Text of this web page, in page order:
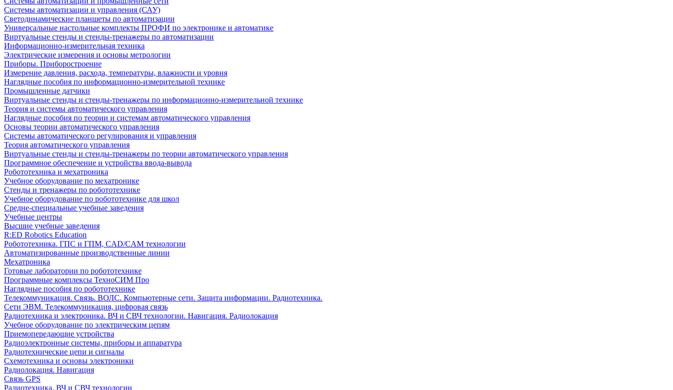
Системы автоматизации и управления (САУ)
Светодинамические планшеты по автоматизации
Универсальные настольные комплекты ПРОФИ по электронике и автоматике
Виртуальные стенды и стенды-тренажеры по автоматизации
Информационно-измерительная техника
Электрические измерения и основы метрологии
Приборы. Приборостроение
Измерение давления, расхода, температуры, влажности и уровня
Наглядные пособия по информационно-измерительной технике
Промышленные датчики
Виртуальные стенды и стенды-тренажеры по информационно-измерительной технике
Теория и системы автоматического управления
Наглядные пособия по теории и системам автоматического управления
Основы теории автоматического управления
Системы автоматического регулирования и управления
Теория автоматического управления
Виртуальные стенды и стенды-тренажеры по теории автоматического управления
Программное обеспечение и устройства ввода-вывода
Робототехника и мехатроника
Учебное оборудование по мехатронике
Стенды и тренажеры по робототехнике
Учебное оборудование по робототехнике для школ
Средне-специальные учебные заведения
Учебные центры
Высшие учебные заведения
R:ED Robotics Education
Робототехника. ГПС и ГПМ, CAD/CAM технологии
Автоматизированные производственные линии
Мехатроника
Готовые лаборатории по робототехнике
Программные комплексы ТехноСИМ Про
Наглядные пособия по робототехнике
Телекоммуникация. Связь. ВОЛС. Компьютерные сети. Защита информации. Радиотехника.
Сети ЭВМ. Телекоммуникация, цифровая связь
Радиотехника и электроника. ВЧ и СВЧ технологии. Навигация. Радиолокация
Учебное оборудование по электрическим цепям
Приемопередающие устройства
Радиоэлектронные системы, приборы и аппаратура
Радиотехнические цепи и сигналы
Схемотехника и основы электроники
Радиолокация. Навигация
Связь GPS
Радиотехника. ВЧ и СВЧ технологии